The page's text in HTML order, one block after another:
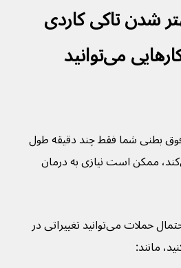
شدن تاکی کاردی
فوق بطنی چه کارهایی می‌توانید
بطنی شما فقط چند دقیقه طول
می‌کشد و اذیت‌تان نمی‌کند، ممکن است نیازی به درمان
با این حال برای کاهش احتمال حملات می‌توانید تغییراتی در
مانند: